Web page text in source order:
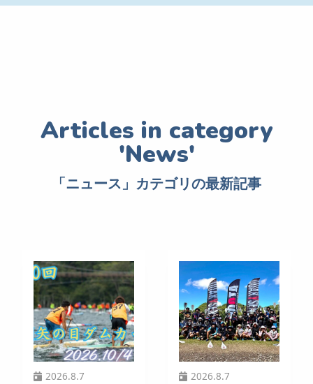
「ニュース」カテゴリの最新記事
2026.8.7 2026.8.7